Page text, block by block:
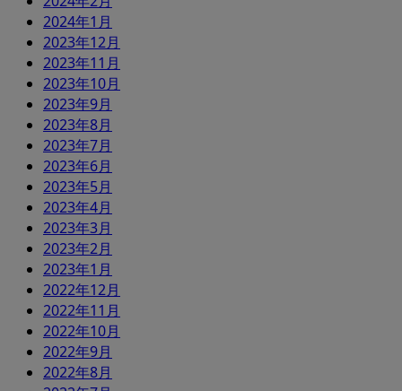
2024年1月
2023年12月
2023年11月
2023年10月
2023年9月
2023年8月
2023年7月
2023年6月
2023年5月
2023年4月
2023年3月
2023年2月
2023年1月
2022年12月
2022年11月
2022年10月
2022年9月
2022年8月